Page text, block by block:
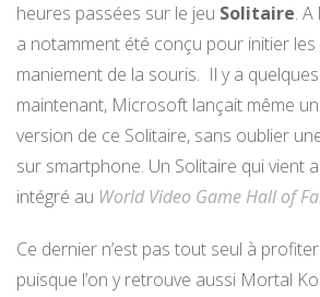
heures passées sur le jeu Solitaire.
a notamment été conçu pour initier
maniement de la souris. Il y a
maintenant, Microsoft lançait même
version de ce Solitaire, sans oublier
sur smartphone. Un Solitaire qui vient
intégré au World Video Game Hall of
Ce dernier n’est pas tout seul à
puisque l’on y retrouve aussi Mortal